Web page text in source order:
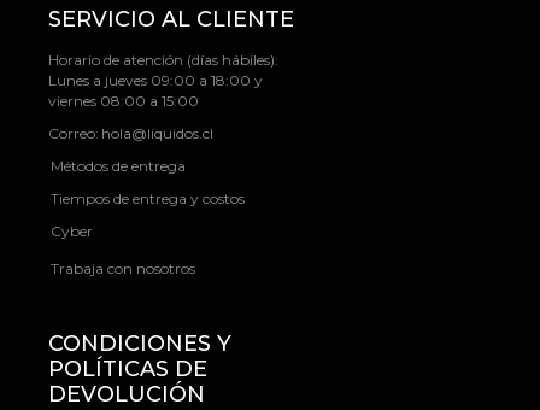
SERVICIO AL CLIENTE
Horario de atención (días hábiles):
Lunes a jueves 09:00 a 18:00 y
viernes 08:00 a 15:00
Correo: hola@liquidos.cl
Métodos de entrega
Tiempos de entrega y costos
Cyber
Trabaja con nosotros
CONDICIONES Y
POLÍTICAS DE
DEVOLUCIÓN